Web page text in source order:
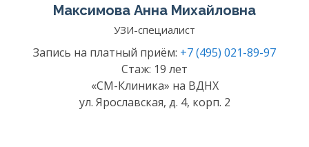
Максимова Анна Михайловна
УЗИ-специалист
Запись на платный приём: +7 (495) 021-89-97
Стаж: 19 лет
«СМ-Клиника» на ВДНХ
ул. Ярославская, д. 4, корп. 2